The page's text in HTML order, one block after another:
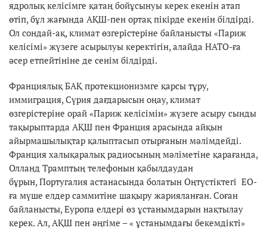
ядролық келісімге қатаң бойұсынуы керек екенін атап
өтіп, бұл жағында АҚШ-пен ортақ пікірде екенін білдірді.
Ол сондай-ақ, климат өзгерістеріне байланысты «Париж
келісімі» жүзеге асырылуы керектігін, алайда НАТО-ға
әсер етпейтініне де сенім білдірді.
Франциялық БАҚ протекционизмге қарсы тұру,
иммиграция, Сүрия дағдарысын оңау, климат
өзгерістеріне орай «Париж келісімін» жүзеге асыру сынды
тақырыптарда АҚШ пен Франция арасында айқын
айырмашылықтар қалыптасып отырғанын мәлімдейді.
Франция халықаралық радиосының мәліметіне қарағанда,
Олланд Трамптың телефонын қабылдаудан
бұрын, Португалия астанасында болатын Оңтүстіктегі ЕО-
ға мүше елдер саммитіне шақыру жарияланған. Соған
байланысты, Еуропа елдері өз ұстанымдарын нақтылау
керек. Ал, АҚШ пен әңгіме – « ұстанымдағы бекемдікті»